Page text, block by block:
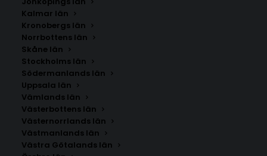
Kalmar län
Kronobergs län
Norrbottens län
Skåne län
Stockholms län
Södermanlands län
Uppsala län
Vämlands län
Västerbottens län
Västernorrlands län
Västmanlands län
Västra Götalands län
Juoksengi
Storlek